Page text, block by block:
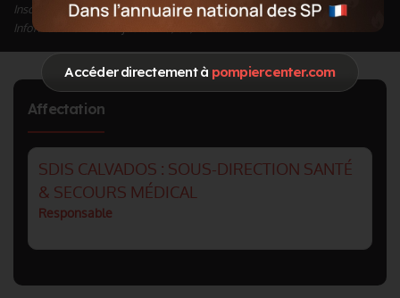
Accéder directement à pompiercenter.com
Inscrit depuis le 20/05/2024 à 16:06
Informations mises à jour le 20/05/2024 à 16:07
Affectation
SDIS CALVADOS : SOUS-DIRECTION SANTÉ
& SECOURS MÉDICAL
Responsable